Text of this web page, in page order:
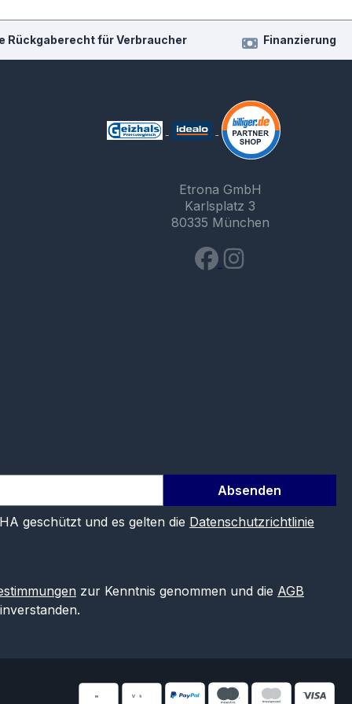
Rückgaberecht für Verbraucher Finanzierung
Etrona GmbH
Karlsplatz 3
80335 München
Absenden
geschützt und es gelten die Datenschutzrichtlinie
zur Kenntnis genommen und die AGB